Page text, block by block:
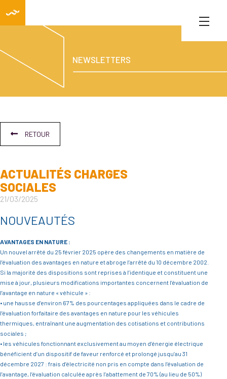
NEWSLETTERS
RETOUR
ACTUALITÉS CHARGES
SOCIALES
21/03/2025
NOUVEAUTÉS
AVANTAGES EN NATURE :
Un nouvel arrêté du 25 février 2025 opère des changements en matière de
l’évaluation des avantages en nature et abroge l’arrêté du 10 décembre 2002.
Si la majorité des dispositions sont reprises à l’identique et constituent une
mise à jour, plusieurs modifications importantes concernent l’évaluation de
l’avantage en nature « véhicule » :
• une hausse d’environ 67% des pourcentages appliquées dans le cadre de
l’évaluation forfaitaire des avantages en nature pour les véhicules
thermiques, entraînant une augmentation des cotisations et contributions
sociales ;
• les véhicules fonctionnant exclusivement au moyen d’énergie électrique
bénéficient d’un dispositif de faveur renforcé et prolongé jusqu’au 31
décembre 2027 : frais d’électricité non pris en compte dans l’évaluation de
l’avantage, l’évaluation calculée après l’abattement de 70% (au lieu de 50%)